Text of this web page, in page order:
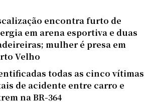
encontra furto de
em arena esportiva e duas
mulher é presa em
Velho
todas as cinco vítimas
de acidente entre carro e
na BR-364